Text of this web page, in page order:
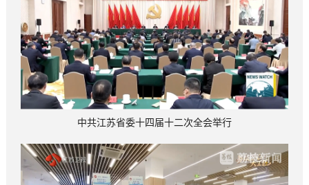
中共江苏省委十四届十二次全会举行